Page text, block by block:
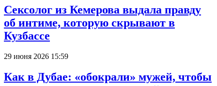
Сексолог из Кемерова выдала правду
об интиме, которую скрывают в
Кузбассе
29 июня 2026 15:59
Как в Дубае: «обокрали» мужей, чтобы